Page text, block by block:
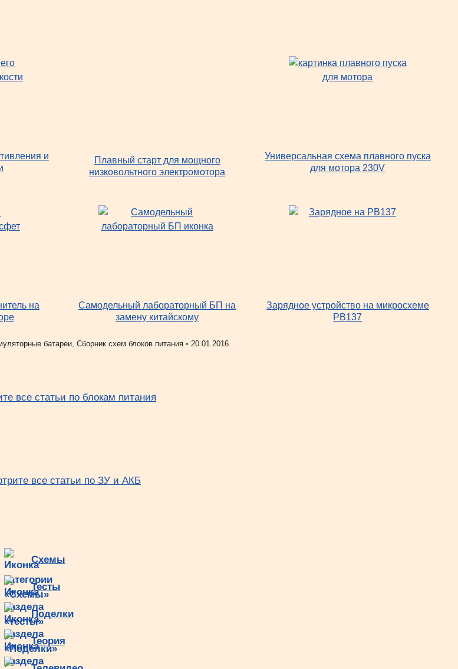
и
Плавный старт для мощного
низковольтного электромотора
Универсальная схема плавного пуска
для мотора 230V
на
Самодельный лабораторный БП на
замену китайскому
Зарядное устройство на микросхеме
PB137
батареи, Сборник схем блоков питания• 20.01.2016
все статьи по блокам питания
все статьи по ЗУ и АКБ
Схемы
Тесты
Поделки
Теория